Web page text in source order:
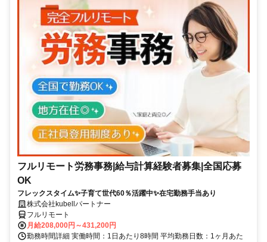
フルリモート労務事務|給与計算経験者募集|全国応募
OK
フレックスタイム✨子育て世代60％活躍中✨在宅勤務手当あり
株式会社kubellパートナー
フルリモート
月給208,000円～431,200円
勤務時間詳細 実働時間：1日あたり8時間 平均勤務日数：1ヶ月あた